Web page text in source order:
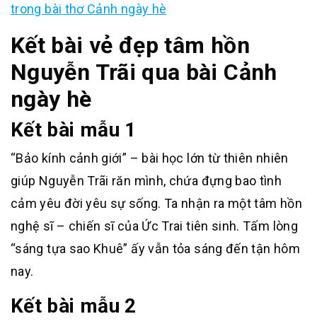
trong bài thơ Cảnh ngày hè
Kết bài vẻ đẹp tâm hồn
Nguyễn Trãi qua bài Cảnh
ngày hè
Kết bài mẫu 1
“Bảo kính cảnh giới” – bài học lớn từ thiên nhiên
giúp Nguyễn Trãi răn mình, chứa đựng bao tình
cảm yêu đời yêu sự sống. Ta nhận ra một tâm hồn
nghệ sĩ – chiến sĩ của Ức Trai tiên sinh. Tấm lòng
“sáng tựa sao Khuê” ấy vẫn tỏa sáng đến tận hôm
nay.
Kết bài mẫu 2